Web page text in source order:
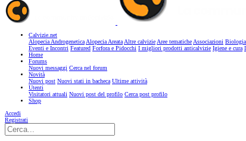
Calvizie.net
Alopecia AndrogeneticaAlopecia AreataAltre calvizieAree tematicheAssociazioni
Eventi e Incontri Featured Forfora e Pidocchi I migliori prodotti anticalvizie Igiene e cura
Home
Forums
Nuovi messaggi Cerca nel forum
Novità
Nuovi post Nuovi stati in bacheca Ultime attività
Utenti
Visitatori attuali Nuovi post del profilo Cerca post profilo
Shop
Accedi
Registrati